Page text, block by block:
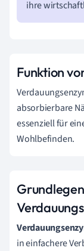
ihre
Funktion
absorbierbare
essenziell für
Wohlbefinden.
in einfachere